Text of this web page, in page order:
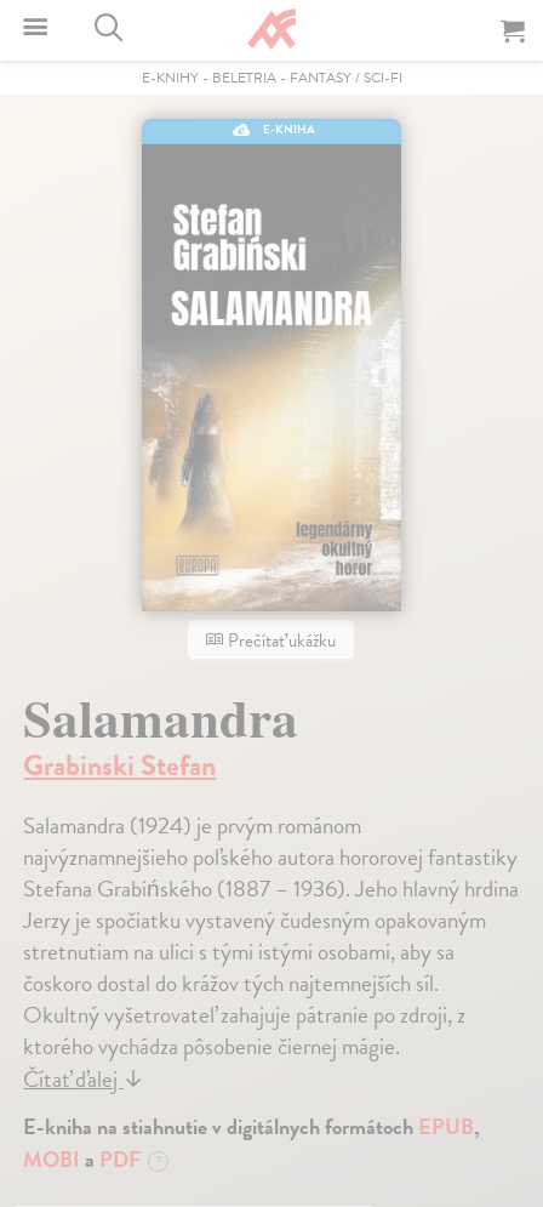
E-KNIHY- BELETRIA- FANTASY / SCI-FI
E-KNIHA
Prečítať ukážku
Salamandra
Grabinski Stefan
Salamandra (1924) je prvým románom
najvýznamnejšieho poľského autora hororovej fantastiky
Stefana Grabińského (1887 – 1936). Jeho hlavný hrdina
Jerzy je spočiatku vystavený čudesným opakovaným
stretnutiam na ulici s tými istými osobami, aby sa
čoskoro dostal do krážov tých najtemnejších síl.
Okultný vyšetrovateľ zahajuje pátranie po zdroji, z
ktorého vychádza pôsobenie čiernej mágie.
Čítať ďalej↓
E-kniha na stiahnutie v digitálnych formátoch EPUB,
MOBI a PDF ?